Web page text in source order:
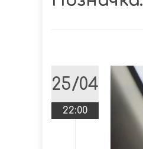
25/04
22:00